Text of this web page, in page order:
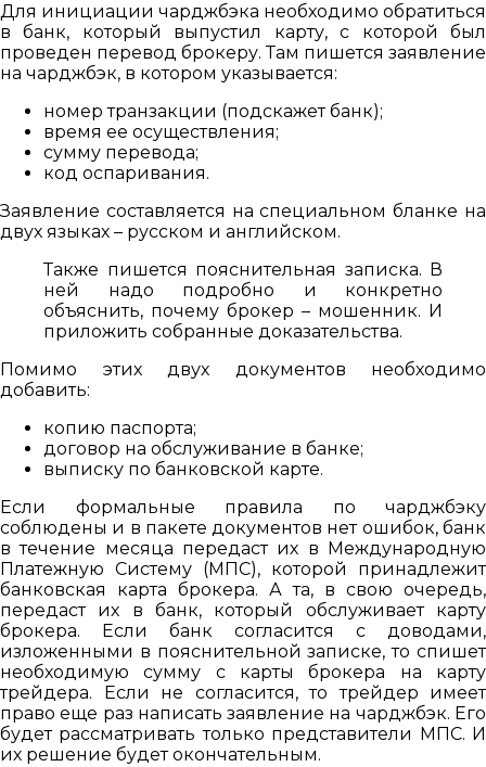
Для инициации чарджбэка необходимо обратиться
в банк, который выпустил карту, с которой был
проведен перевод брокеру. Там пишется заявление
на чарджбэк, в котором указывается:
номер транзакции (подскажет банк);
время ее осуществления;
сумму перевода;
код оспаривания.
Заявление составляется на специальном бланке на
двух языках – русском и английском.
Также пишется пояснительная записка. В
ней надо подробно и конкретно
объяснить, почему брокер – мошенник. И
приложить собранные доказательства.
Помимо этих двух документов необходимо
добавить:
копию паспорта;
договор на обслуживание в банке;
выписку по банковской карте.
Если формальные правила по чарджбэку
соблюдены и в пакете документов нет ошибок, банк
в течение месяца передаст их в Международную
Платежную Систему (МПС), которой принадлежит
банковская карта брокера. А та, в свою очередь,
передаст их в банк, который обслуживает карту
брокера. Если банк согласится с доводами,
изложенными в пояснительной записке, то спишет
необходимую сумму с карты брокера на карту
трейдера. Если не согласится, то трейдер имеет
право еще раз написать заявление на чарджбэк. Его
будет рассматривать только представители МПС. И
их решение будет окончательным.